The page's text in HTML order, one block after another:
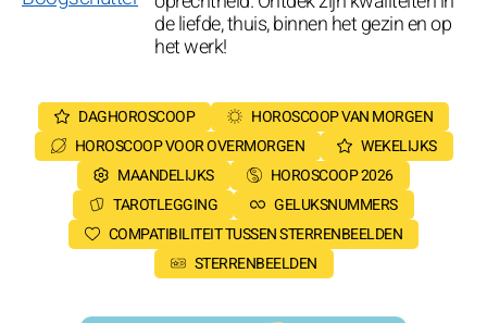
de liefde, thuis, binnen het gezin en op
het werk!
DAGHOROSCOOP
HOROSCOOP VAN MORGEN
HOROSCOOP VOOR OVERMORGEN
WEKELIJKS
MAANDELIJKS
HOROSCOOP 2026
TAROTLEGGING
GELUKSNUMMERS
COMPATIBILITEIT TUSSEN STERRENBEELDEN
STERRENBEELDEN